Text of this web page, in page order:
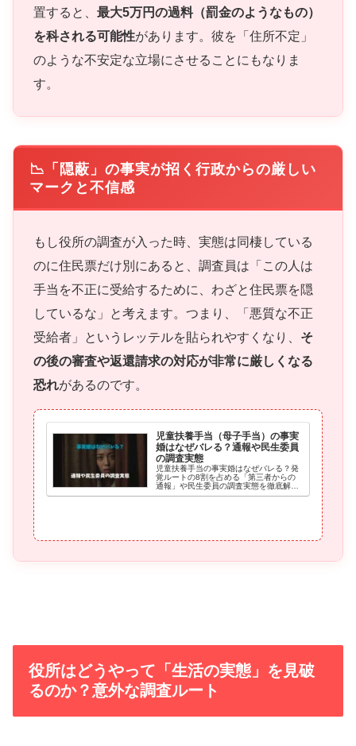
置すると、 最大5万円の過料（罰金のようなもの）
を科される可能性があります。彼を「住所不定」
のような不安定な立場にさせることにもなりま
す。
📉「隠蔽」の事実が招く行政からの厳しい
マークと不信感
もし役所の調査が入った時、実態は同棲している
のに住民票だけ別にあると、調査員は「この人は
手当を不正に受給するために、わざと住民票を隠
しているな」と考えます。つまり、「悪質な不正
受給者」というレッテルを貼られやすくなり、 そ
の後の審査や返還請求の対応が非常に厳しくなる
恐れがあるのです。
児童扶養手当（母子手当）の事実
婚はなぜバレる？通報や民生委員
の調査実態
児童扶養手当の事実婚はなぜバレる？発
覚ルートの8割を占める「第三者からの
通報」や民生委員の調査実態を徹底解
説！玄関の靴、洗濯物、光熱費、SNSま
役所はどうやって「生活の実態」を見破
るのか？意外な調査ルート